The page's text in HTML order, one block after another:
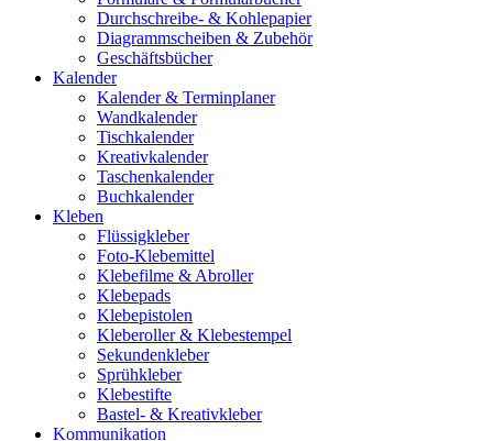
Durchschreibe- & Kohlepapier
Diagrammscheiben & Zubehör
Geschäftsbücher
Kalender
Kalender & Terminplaner
Wandkalender
Tischkalender
Kreativkalender
Taschenkalender
Buchkalender
Kleben
Flüssigkleber
Foto-Klebemittel
Klebefilme & Abroller
Klebepads
Klebepistolen
Kleberoller & Klebestempel
Sekundenkleber
Sprühkleber
Klebestifte
Bastel- & Kreativkleber
Kommunikation